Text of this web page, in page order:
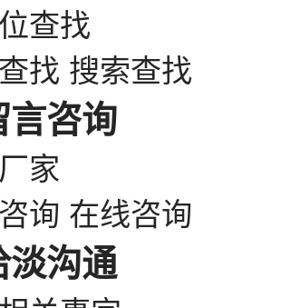
查找
找 搜索查找
咨询
家
询 在线咨询
沟通